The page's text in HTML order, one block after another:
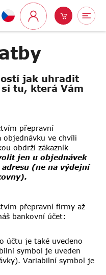
Přihlášení
Nákupní
košík
jak uhradit
tu, která Vám
přepravní
objednávku ve chvíli
obdrží zákazník
jen u objednávek
(ne na výdejní
přepravní firmy až
bankovní účet:
účtu je také uvedeno
symbol je uveden
Variabilní symbol je